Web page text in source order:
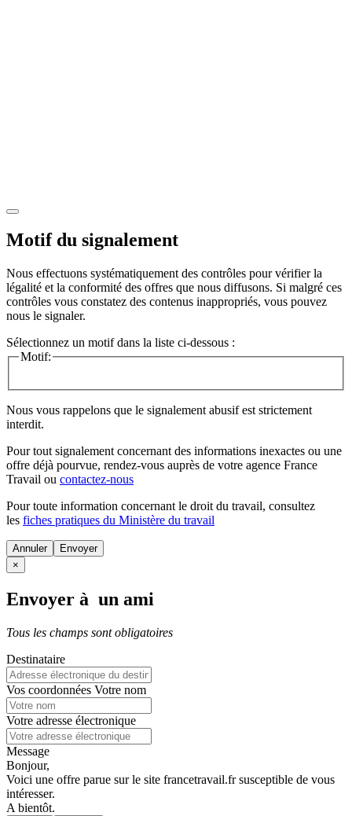
Motif du signalement
Nous effectuons systématiquement des contrôles pour vérifier la
légalité et la conformité des offres que nous diffusons. Si malgré ces
contrôles vous constatez des contenus inappropriés, vous pouvez
nous le signaler.
Sélectionnez un motif dans la liste ci-dessous :
Motif:
Nous vous rappelons que le signalement abusif est strictement
interdit.
Pour tout signalement concernant des informations inexactes ou une
offre déjà pourvue, rendez-vous auprès de votre agence France
Travail ou contactez-nous
Pour toute information concernant le droit du travail, consultez
les fiches pratiques du Ministère du travail
Annuler
×
Envoyer à un ami
Tous les champs sont obligatoires
Destinataire
Vos coordonnées Votre nom
Votre adresse électronique
Message
Bonjour,
Voici une offre parue sur le site francetravail.fr susceptible de vous
intéresser.
A bientôt.